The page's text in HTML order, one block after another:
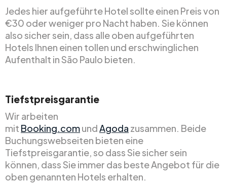
Jedes hier aufgeführte Hotel sollte einen Preis von
€30 oder weniger pro Nacht haben. Sie können
also sicher sein, dass alle oben aufgeführten
Hotels Ihnen einen tollen und erschwinglichen
Aufenthalt in São Paulo bieten.
Tiefstpreisgarantie
Wir arbeiten
mit Booking.comundAgoda zusammen. Beide
Buchungswebseiten bieten eine
Tiefstpreisgarantie, so dass Sie sicher sein
können, dass Sie immer das beste Angebot für die
oben genannten Hotels erhalten.